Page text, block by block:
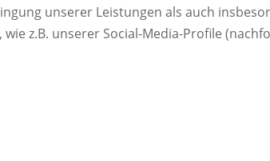
unserer Leistungen als auch
z.B. unserer Social-Media-Profile